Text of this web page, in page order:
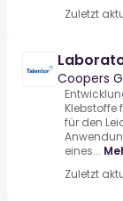
Zuletzt
Coopers
Klebstoffe
für den
eines...
Zuletzt